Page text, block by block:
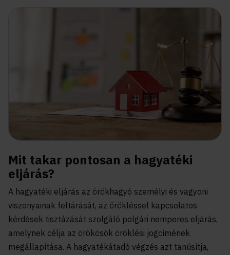
Mit takar pontosan a hagyatéki
eljárás?
A hagyatéki eljárás az örökhagyó személyi és vagyoni
viszonyainak feltárását, az örökléssel kapcsolatos
kérdések tisztázását szolgáló polgári nemperes eljárás,
amelynek célja az örökösök öröklési jogcímének
megállapítása. A hagyatékátadó végzés azt tanúsítja,